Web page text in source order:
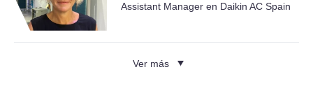
Assistant Manager en Daikin AC Spain
Ver más